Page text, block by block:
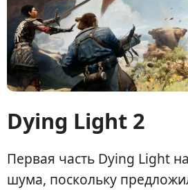
Dying Light 2
Первая часть Dying Light
шума, поскольку